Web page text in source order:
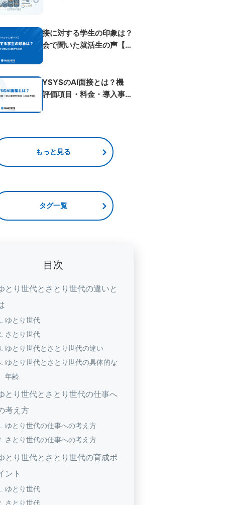
法も紹...
AI面接に対する学生の印象は？
体験会で聞いた就活生の声【イ
NALYSYSのAI面接とは？機
能・評価項目・料金・導入事例
を解...
もっと見る
タグ一覧
目次
とり世代とさとり世代の違いと
ゆとり世代
さとり世代
ゆとり世代とさとり世代の違い
ゆとり世代とさとり世代の具体的な
年齢
とり世代とさとり世代の仕事へ
考え方
ゆとり世代の仕事への考え方
さとり世代の仕事への考え方
とり世代とさとり世代の育成ポ
ント
ゆとり世代
さとり世代